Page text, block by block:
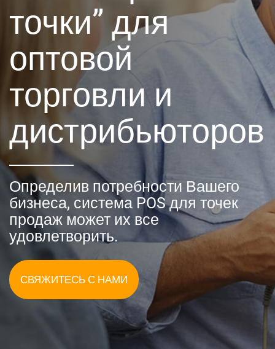
точки” для
оптовой
торговли и
дистрибьюторов
Определив потребности Вашего
бизнеса, система POS для точек
продаж может их все
удовлетворить.
СВЯЖИТЕСЬ С НАМИ